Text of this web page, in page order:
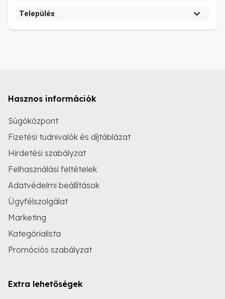
Település
Hasznos információk
Súgóközpont
Fizetési tudnivalók és díjtáblázat
Hirdetési szabályzat
Felhasználási feltételek
Adatvédelmi beállítások
Ügyfélszolgálat
Marketing
Kategórialista
Promóciós szabályzat
Extra lehetőségek